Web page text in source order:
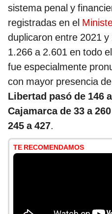
sistema penal y
registradas en el
duplicaron entre 2021
1.266 a 2.601 en todo
fue especialmente
con mayor presencia
Libertad pasó de 146
Cajamarca de 33 a
245 a 427.
TE RECOMENDAMOS